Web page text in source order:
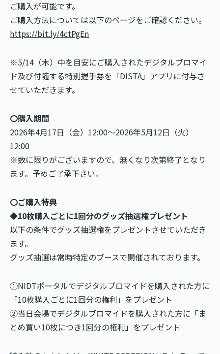
ご購入が可能です。
ご購入方法については以下のページをご確認ください。
https://bit.ly/4ctPgEn
※5/14（木）中を目安にご購入されたデジタルブロマイ
ド及び付随する特別握手券を「DISTA」アプリに付与さ
せていただきます。
〇購入期間
2026年4月17日（金）12:00～2026年5月12日（火）
12:00
※数に限りがございますので、無くなり次第終了となり
ます。予めご了承下さい。
〇ご購入特典
◆10枚購入ごとに1回分のグッズ抽選権プレゼント
以下の条件でグッズ抽選権をプレゼントさせていただき
ます。
グッズ抽選は常時特定のブースで開催されております。
①NIDTポータルでデジタルブロマイドを購入された方に
「10枚購入ごとに1回分の権利」をプレゼント
②当日会場でデジタルブロマイドを購入された方に「ま
とめ買い10枚につき1回分の権利」をプレゼント